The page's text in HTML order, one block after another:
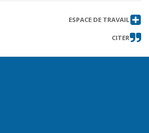
ESPACE DE TRAVAIL
CITER